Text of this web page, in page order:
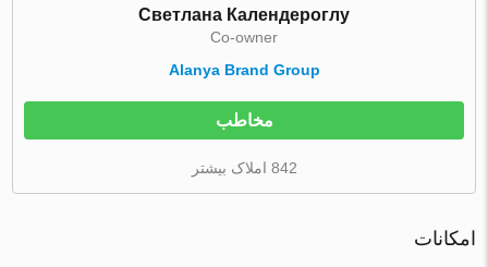
Светлана Календероглу
Co-owner
Alanya Brand Group
مخاطب
842 املاک بیشتر
امکانات